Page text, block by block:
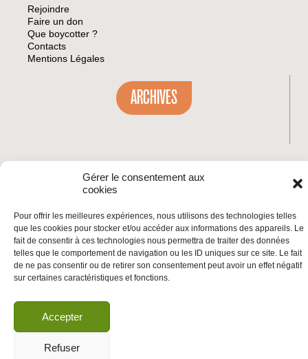
Gérer le consentement aux
cookies
Pour offrir les meilleures expériences, nous utilisons des technologies telles
que les cookies pour stocker et/ou accéder aux informations des appareils. Le
fait de consentir à ces technologies nous permettra de traiter des données
telles que le comportement de navigation ou les ID uniques sur ce site. Le fait
de ne pas consentir ou de retirer son consentement peut avoir un effet négatif
sur certaines caractéristiques et fonctions.
Accepter
Refuser
Rejoindre
Faire un don
Que boycotter ?
Contacts
Mentions Légales
ARCHIVES
INSCRIVEZ-VOUS À LA NEWSLETTER
Inscrivez-vous à la Newsletter
Valider
citoyenne et non-violente à l'impunité d'Israël |